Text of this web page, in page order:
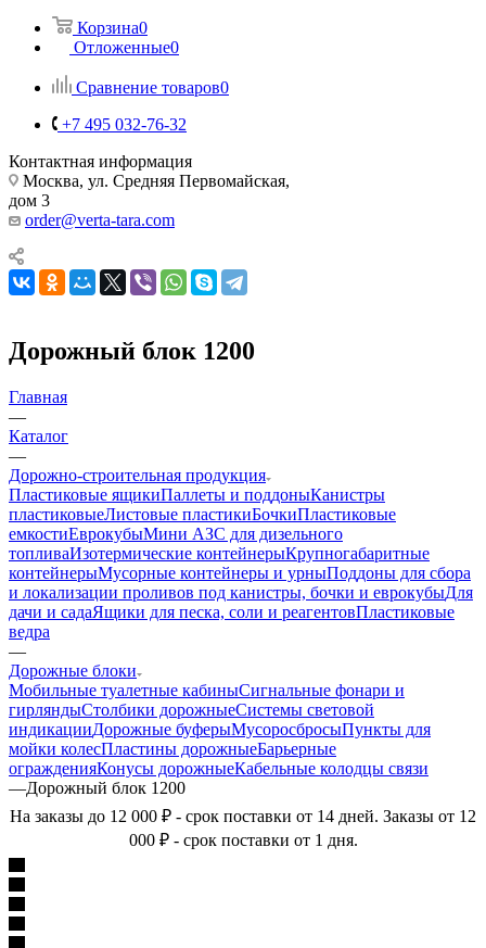
Корзина0
Отложенные0
Сравнение товаров0
+7 495 032-76-32
Контактная информация
Москва, ул. Средняя Первомайская,
дом 3
order@verta-tara.com
Дорожный блок 1200
Главная
—
Каталог
—
Дорожно-строительная продукция
Пластиковые ящикиПаллеты и поддоныКанистры
пластиковыеЛистовые пластикиБочкиПластиковые
емкостиЕврокубыМини АЗС для дизельного
топливаИзотермические контейнерыКрупногабаритные
контейнерыМусорные контейнеры и урныПоддоны для сбора
и локализации проливов под канистры, бочки и еврокубыДля
дачи и садаЯщики для песка, соли и реагентовПластиковые
ведра
—
Дорожные блоки
Мобильные туалетные кабиныСигнальные фонари и
гирляндыСтолбики дорожныеСистемы световой
индикацииДорожные буферыМусоросбросыПункты для
мойки колесПластины дорожныеБарьерные
огражденияКонусы дорожныеКабельные колодцы связи
—Дорожный блок 1200
На заказы до 12 000 ₽ - срок поставки от 14 дней. Заказы от 12
000 ₽ - срок поставки от 1 дня.